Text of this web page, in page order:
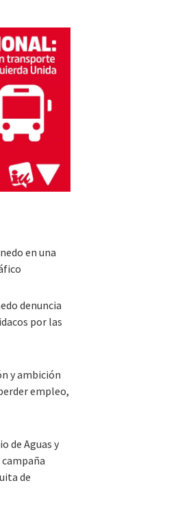
en una
denuncia
por las
y ambición
empleo,
de Aguas y
de